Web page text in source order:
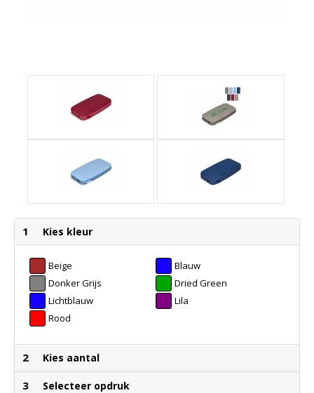
1 Kies kleur
Beige
Blauw
Donker Grijs
Dried Green
Lichtblauw
Lila
Rood
2 Kies aantal
3 Selecteer opdruk